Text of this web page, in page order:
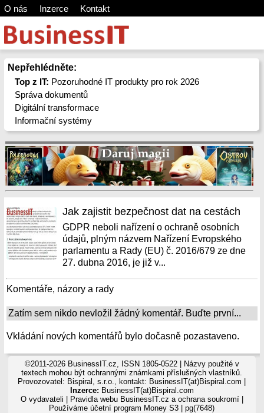
O nás Inzerce Kontakt
Nepřehlédněte:
Top z IT: Pozoruhodné IT produkty pro rok 2026
Správa dokumentů
Digitální transformace
Informační systémy
Jak zajistit bezpečnost dat na cestách
GDPR neboli nařízení o ochraně osobních
údajů, plným názvem Nařízení Evropského
parlamentu a Rady (EU) č. 2016/679 ze dne
27. dubna 2016, je již v...
Komentáře, názory a rady
Zatím sem nikdo nevložil žádný komentář. Buďte první...
Vkládání nových komentářů bylo dočasně pozastaveno.
©2011-2026 BusinessIT.cz, ISSN 1805-0522 | Názvy použité v
textech mohou být ochrannými známkami příslušných vlastníků.
Provozovatel: Bispiral, s.r.o., kontakt: BusinessIT(at)Bispiral.com |
Inzerce: BusinessIT(at)Bispiral.com
O vydavateli
Pravidla webu BusinessIT.cz a ochrana soukromí|
Používámeúčetní program Money S3 | pg(7648)